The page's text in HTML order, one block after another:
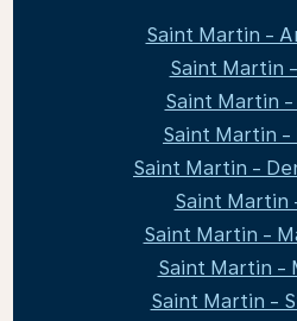
Saint Martin -
Saint Martin
Saint Martin -
Saint Martin -
Saint Martin -
Saint Martin
Saint Martin -
Saint Martin -
Saint Martin -